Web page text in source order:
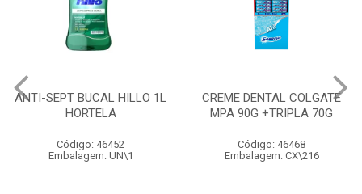
ANTI-SEPT BUCAL HILLO 1L
HORTELA
Código: 46452
Embalagem: UN\1
CREME DENTAL COLGATE
MPA 90G +TRIPLA 70G
Código: 46468
Embalagem: CX\216